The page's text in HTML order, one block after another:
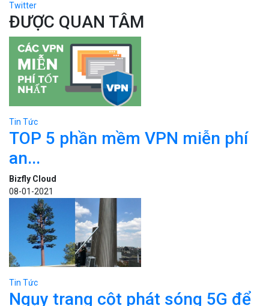
Twitter
ĐƯỢC QUAN TÂM
Tin Tức
TOP 5 phần mềm VPN miễn phí
an...
Bizfly Cloud
08-01-2021
Tin Tức
Ngụy trang cột phát sóng 5G để